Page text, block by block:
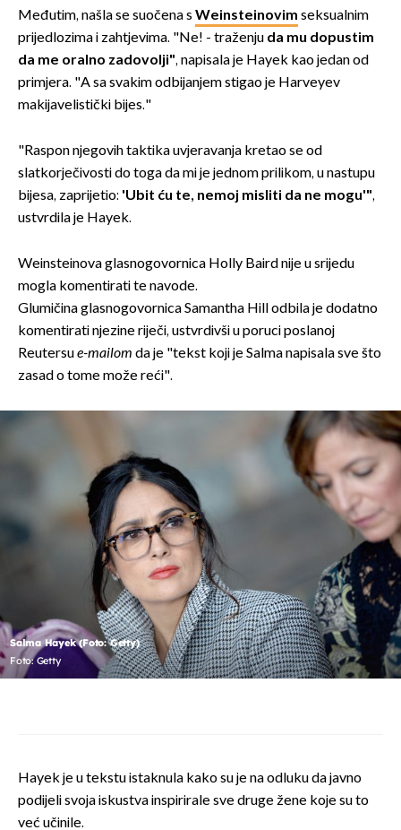
Međutim, našla se suočena s Weinsteinovim seksualnim
prijedlozima i zahtjevima. "Ne! - traženju da mu dopustim
da me oralno zadovolji", napisala je Hayek kao jedan od
primjera. "A sa svakim odbijanjem stigao je Harveyev
makijavelistički bijes."
"Raspon njegovih taktika uvjeravanja kretao se od
slatkorječivosti do toga da mi je jednom prilikom, u nastupu
bijesa, zaprijetio: 'Ubit ću te, nemoj misliti da ne mogu'",
ustvrdila je Hayek.
Weinsteinova glasnogovornica Holly Baird nije u srijedu
mogla komentirati te navode.
Glumičina glasnogovornica Samantha Hill odbila je dodatno
komentirati njezine riječi, ustvrdivši u poruci poslanoj
Reutersue-mailom da je "tekst koji je Salma napisala sve što
zasad o tome može reći".
Salma Hayek (Foto: Getty)
Foto: Getty
Hayek je u tekstu istaknula kako su je na odluku da javno
podijeli svoja iskustva inspirirale sve druge žene koje su to
već učinile.